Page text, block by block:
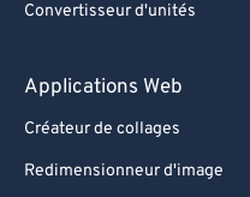
Convertisseur d'unités
Applications Web
Créateur de collages
Redimensionneur d'image